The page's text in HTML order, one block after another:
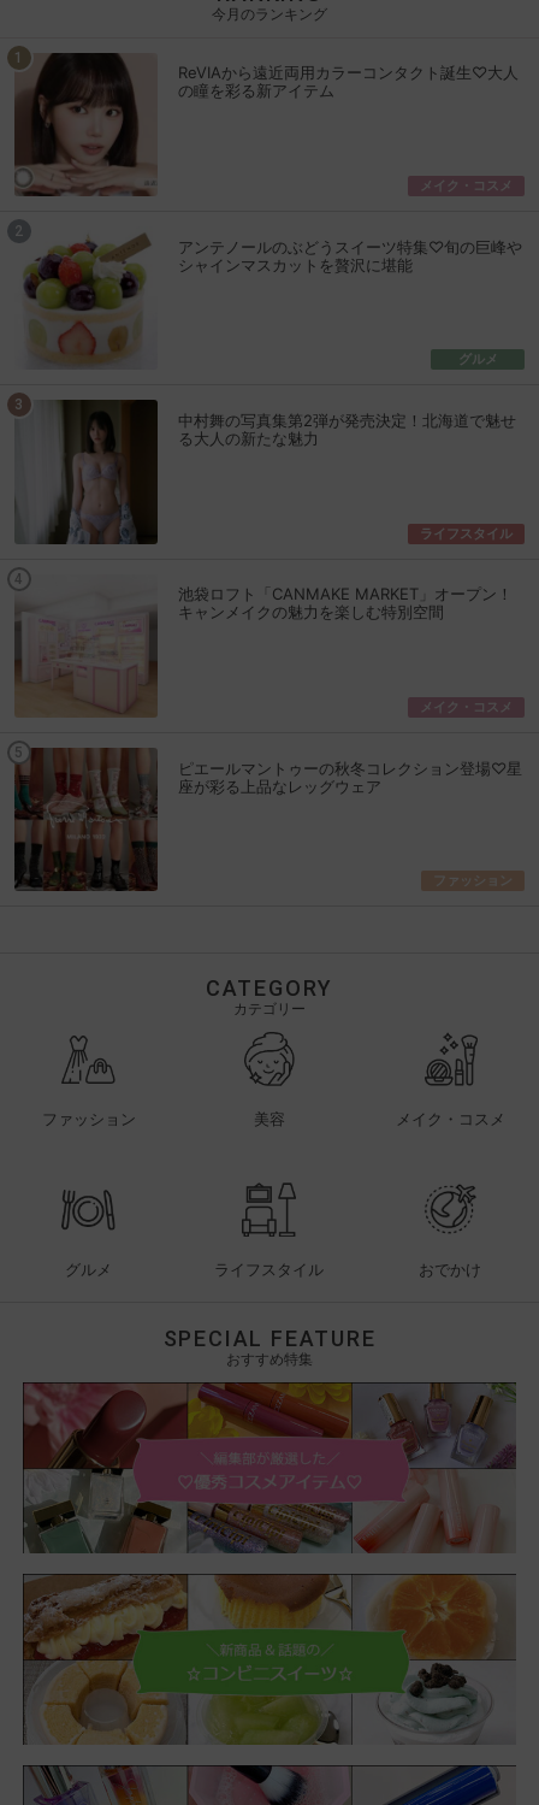
今月のランキング
ReVIAから遠近両用カラーコンタクト誕生♡大人
の瞳を彩る新アイテム
メイク・コスメ
アンテノールのぶどうスイーツ特集♡旬の巨峰や
シャインマスカットを贅沢に堪能
グルメ
中村舞の写真集第2弾が発売決定！北海道で魅せ
る大人の新たな魅力
ライフスタイル
池袋ロフト「CANMAKE MARKET」オープン！
キャンメイクの魅力を楽しむ特別空間
メイク・コスメ
ピエールマントゥーの秋冬コレクション登場♡星
座が彩る上品なレッグウェア
ファッション
CATEGORY
カテゴリー
ファッション 美容 メイク・コスメ
グルメ ライフスタイル おでかけ
SPECIAL FEATURE
おすすめ特集